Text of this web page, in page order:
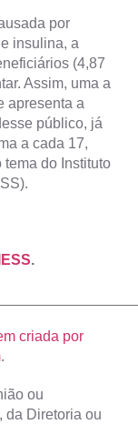
por
insulina, a
(4,87
Assim, uma a
apresenta a
público, já
a cada 17,
do Instituto
IESS.
criada por
.
ou
da Diretoria ou